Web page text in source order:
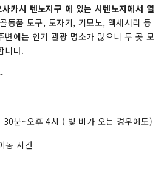
사카시 텐노지구 에 있는 시텐노지에서 열
동품 도구, 도자기, 기모노, 액세서리 등
변에는 인기 관광 명소가 많으니 두 곳 모
니다.
분~오후 4시 ( 빛 비가 오는 경우에도)
동 시간